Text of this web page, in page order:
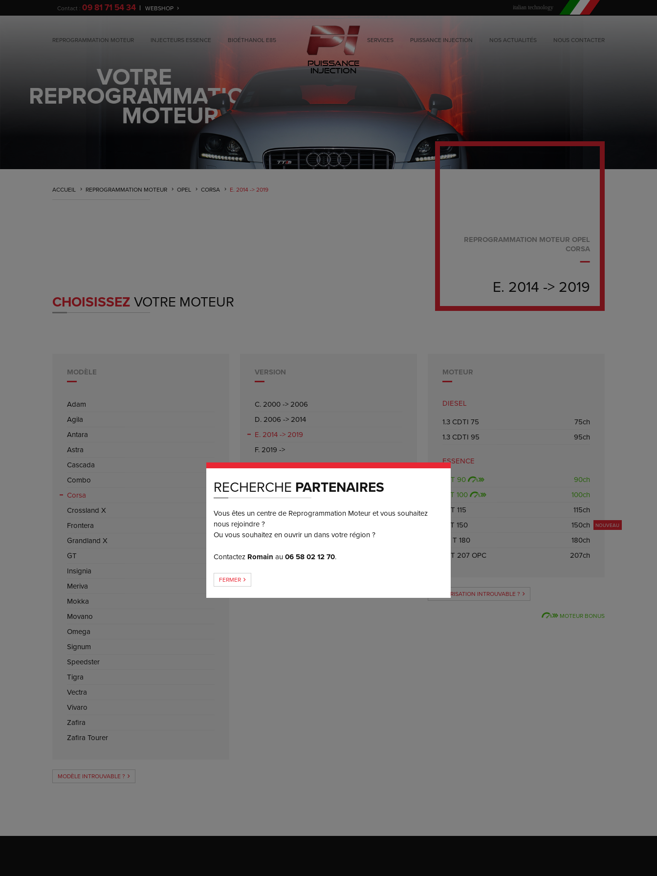
italian technology
Contact : 09 81 71 54 34 WEBSHOP
Puissance
Injection
REPROGRAMMATION MOTEUR INJECTEURS ESSENCE BIOÉTHANOL E85 SERVICES PUISSANCE INJECTION NOS ACTUALITÉS NOUS CONTACTER
ACCUEIL REPROGRAMMATION MOTEUR OPEL CORSA E. 2014 -> 2019
CHOISISSEZ VOTRE MOTEUR
REPROGRAMMATION MOTEUR OPEL
CORSA
E. 2014 -> 2019
MODÈLE
Adam
Agila
Antara
Astra
Cascada
Combo
Corsa
Crossland X
Frontera
Grandland X
GT
Insignia
Meriva
Mokka
Movano
Omega
Signum
Speedster
Tigra
Vectra
Vivaro
Zafira
Zafira Tourer
MODÈLE INTROUVABLE ?
VERSION
C. 2000 -> 2006
D. 2006 -> 2014
E. 2014 -> 2019
F. 2019 ->
VERSION INTROUVABLE ?
MOTEUR
DIESEL
1.3 CDTI 75
75ch
1.3 CDTI 95
95ch
ESSENCE
1.0T 90
90ch
1.4T 100
100ch
1.0T 115
115ch
1.4T 150
150ch NOUVEAU
1.6 T 180
180ch
1.6T 207 OPC
207ch
MOTORISATION INTROUVABLE ?
MOTEUR BONUS
RECHERCHE PARTENAIRES
Vous êtes un centre de Reprogrammation Moteur et vous souhaitez
nous rejoindre ?
Ou vous souhaitez en ouvrir un dans votre région ?
Contactez Romain au06 58 02 12 70.
FERMER